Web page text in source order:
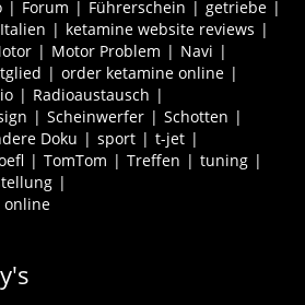
Forum Führerschein
getriebe
Italien
ketamine website reviews
Motor Problem
Navi
order ketamine online
Radioaustausch
Scheinwerfer
Schotten
Doku
sport
t-jet
TomTom Treffen
tuning
online